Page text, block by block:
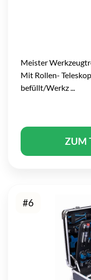
Meister
Mit Rollen-
befüllt/Werkz ...
ZUM
#6